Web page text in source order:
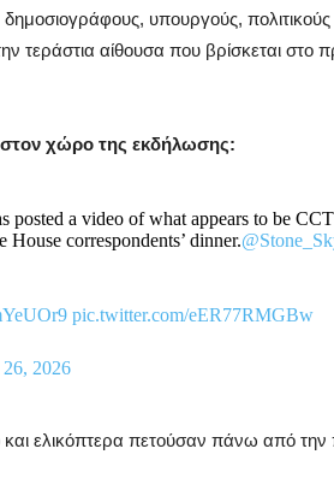
υπουργούς, πολιτικούς
τεράστια αίθουσα που βρίσκεται στο
στον χώρο της εκδήλωσης:
a video of what appears to be
correspondents’ dinner.
pic.twitter.com/eER77RMGBw
2026
ελικόπτερα πετούσαν πάνω από την